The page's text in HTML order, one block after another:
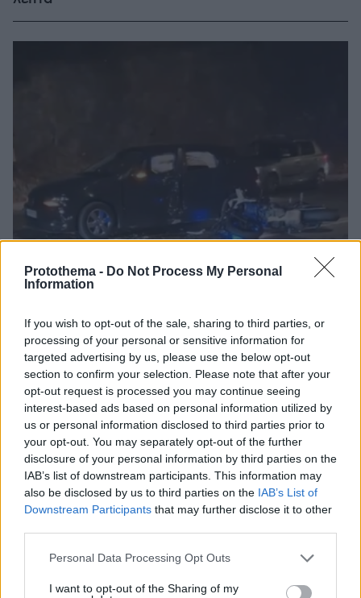
Protothema - Do Not Process My Personal
Information
If you wish to opt-out of the sale, sharing to third parties, or
processing of your personal or sensitive information for
targeted advertising by us, please use the below opt-out
section to confirm your selection. Please note that after your
opt-out request is processed you may continue seeing
interest-based ads based on personal information utilized by
us or personal information disclosed to third parties prior to
your opt-out. You may separately opt-out of the further
disclosure of your personal information by third parties on the
IAB’s list of downstream participants. This information may
also be disclosed by us to third parties on the IAB’s List of
Downstream Participants that may further disclose it to other
Please note that this website/app uses one or more Google
not limited to your visit or usage behaviour. You may click to
Personal Data Processing Opt Outs
I want to opt-out of the Sharing of my
Στο 401 οι δύο αστυνομικοί μετά το τροχαίο στην
Αθηνών-Σουνίου, πώς έγινε η σφοδρή σύγκρουση
με αυτοκίνητο τουριστών
09.08.2026, 08:55